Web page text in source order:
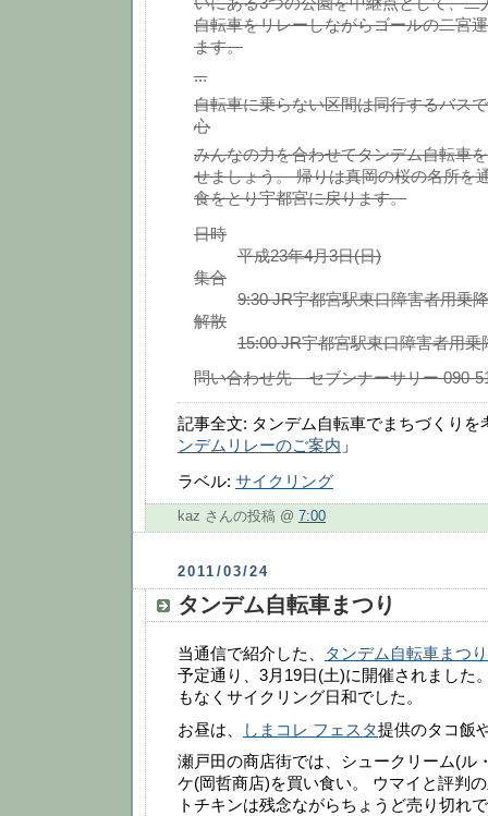
自転車をリレーしながらゴールの二宮
ます。
...
自転車に乗らない区間は同行するバス
心
みんなの力を合わせてタンデム自転車
せましょう。 帰りは真岡の桜の名所を
食をとり宇都宮に戻ります。
日時
平成23年4月3日(日)
集合
9:30 JR宇都宮駅東口障害者用乗
解散
15:00 JR宇都宮駅東口障害者用乗
問い合わせ先 セブンナーサリー 090-
記事全文: タンデム自転車でまちづくりを
ンデムリレーのご案内 」
ラベル: サイクリング
kaz さんの投稿 @ 7:00
2011/03/24
タンデム自転車まつり
当通信で紹介した、
タンデム自転車まつ
予定通り、3月19日(土)に開催されました
もなくサイクリング日和でした。
お昼は、
しまコレ フェスタ提供のタコ飯
瀬戸田の商店街では、シュークリーム(ル
ケ(岡哲商店)を買い食い。 ウマイと評判
トチキンは残念ながらちょうど売り切れ